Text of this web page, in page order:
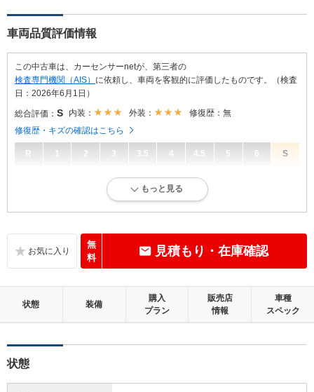
車両品質評価情報
この中古車は、カーセンサーnetが、第三者の
検査専門機関（AIS） に依頼し、車両を客観的に評価したものです。（検査
日：2026年6月1日）
総合評価： S 内装： 外装：
修復歴：無
修復歴・キズの確認はこちら
R 1 2 3 3.5 4 4.5 5 6 S
新車登録後12ヶ月未満、走行距離1万km以下で、内外装にダメージがな
無キズ、もしくは傷みや汚れなどがほぼない、とても綺麗な状態です。
外装：
無キズ、もしくはキズやヘコミなどがほぼない、とても綺麗な状態で
修復歴：無
もっと見る
無
料
見積もり・在庫確認
状態 装備
購入
プラン
販売店
情報
車種
スペック
状態